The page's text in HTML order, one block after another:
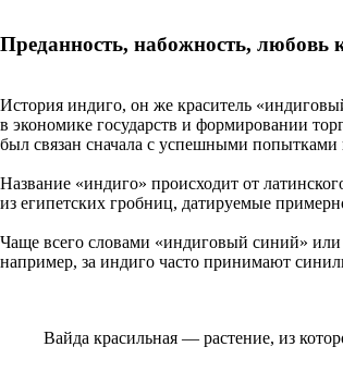
Преданность, набожность, любовь
История индиго, он же краситель
в экономике государств и формировании
был связан сначала с успешными попытками
Название «индиго» происходит от
из египетских гробниц, датируемые
Чаще всего словами «индиговый синий»
например, за индиго часто принимают
Вайда красильная — растение, из